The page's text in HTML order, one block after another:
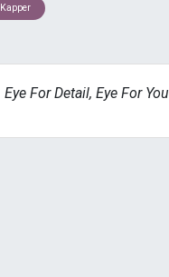
Kapper
Eye For Detail, Eye For You